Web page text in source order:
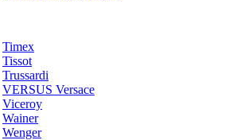
Timex
Tissot
Trussardi
VERSUS Versace
Viceroy
Wainer
Wenger